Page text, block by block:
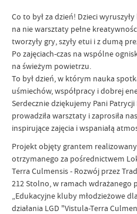
Co to był za dzień! Dzieci
na nie warsztaty pełne
tworzyły gry, szyły etui i z dumą
Po zajęciach-czas na wspólne
na świeżym powietrzu.
To był dzień, w którym nauka
uśmiechów, współpracy i dobrej
Serdecznie dziękujemy Pani
prowadziła warsztaty i zaprosiła
inspirujące zajęcia i wspaniałą
Projekt objęty grantem
otrzymanego za pośrednictwem
Terra Culmensis - Rozwój przez
212 Stolno, w ramach wdrażanego
„Edukacyjne kluby młodzieżowe
działania LGD "Vistula-Terra